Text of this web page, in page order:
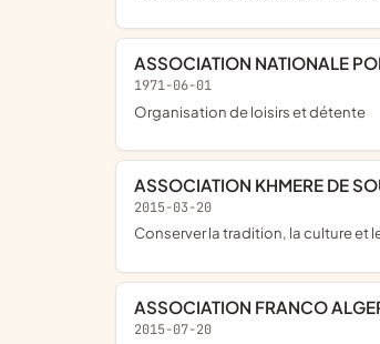
ASSOCIATION NATIONALE
1971-06-01
organisation de loisirs et détente
ASSOCIATION KHMERE DE
2015-03-20
conserver la tradition, la culture
ASSOCIATION FRANCO
2015-07-20